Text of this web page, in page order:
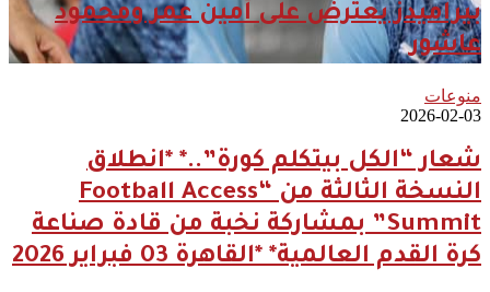
بيراميدز يعترض على أمين عمر ومحمود
عاشور
منوعات
2026-02-03
شعار “الكل بيتكلم كورة”..* *انطلاق
النسخة الثالثة من “Football Access
Summit” بمشاركة نخبة من قادة صناعة
كرة القدم العالمية* *القاهرة 03 فبراير 2026